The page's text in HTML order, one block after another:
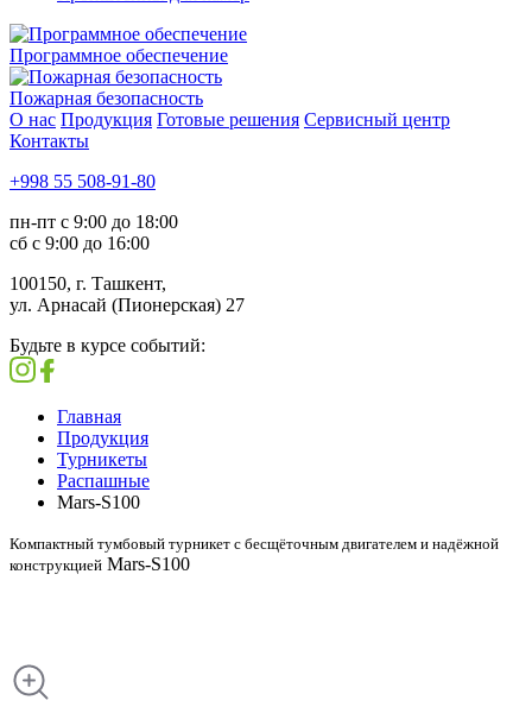
Программное обеспечение
Пожарная безопасность
О нас Продукция Готовые решения Сервисный центр
Контакты
+998 55 508-91-80
пн-пт с 9:00 до 18:00
сб с 9:00 до 16:00
100150, г. Ташкент,
ул. Арнасай (Пионерская) 27
Будьте в курсе событий:
Главная
Продукция
Турникеты
Распашные
Mars-S100
Компактный тумбовый турникет с бесщёточным двигателем и надёжной
конструкцией Mars-S100